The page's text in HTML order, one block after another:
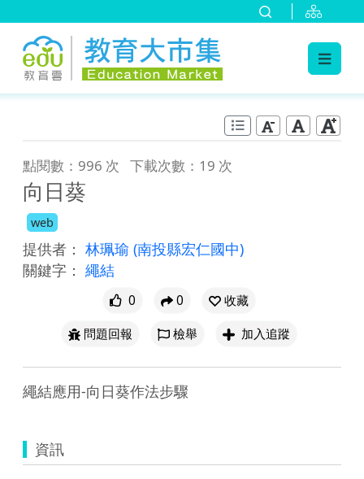
點閱數：996 次 下載次數：19 次
向日葵
web
提供者： 林珮瑜 (南投縣宏仁國中)
關鍵字： 繩結
0 0
收藏
問題回報
檢舉 加入追蹤
繩結應用-向日葵作法步驟
資訊